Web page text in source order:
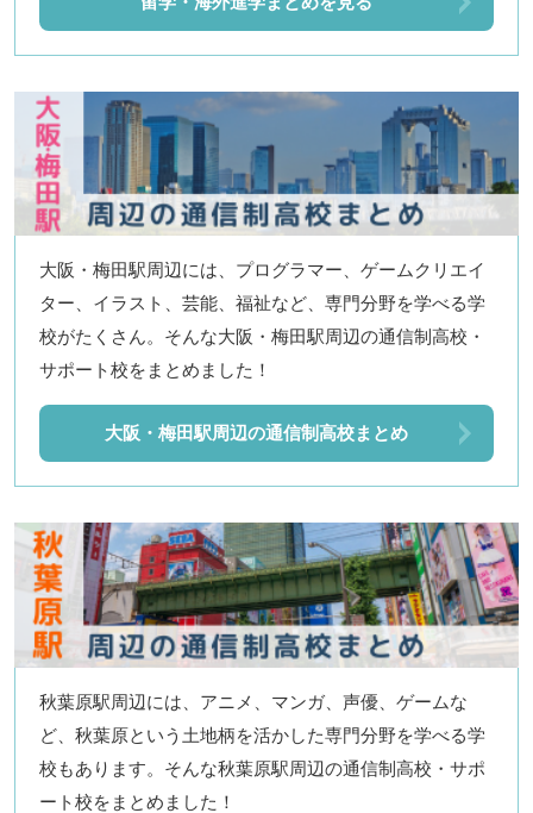
大阪・梅田駅周辺には、プログラマー、ゲームクリエイ
ター、イラスト、芸能、福祉など、専門分野を学べる学
校がたくさん。そんな大阪・梅田駅周辺の通信制高校・
サポート校をまとめました！
大阪・梅田駅周辺の通信制高校まとめ
秋葉原駅周辺には、アニメ、マンガ、声優、ゲームな
ど、秋葉原という土地柄を活かした専門分野を学べる学
校もあります。そんな秋葉原駅周辺の通信制高校・サポ
ート校をまとめました！